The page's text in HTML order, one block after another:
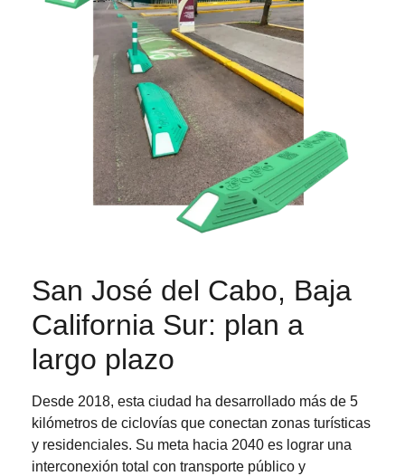
San José del Cabo, Baja
California Sur: plan a
largo plazo
Desde 2018, esta ciudad ha desarrollado más de 5
kilómetros de ciclovías que conectan zonas turísticas
y residenciales. Su meta hacia 2040 es lograr una
interconexión total con transporte público y